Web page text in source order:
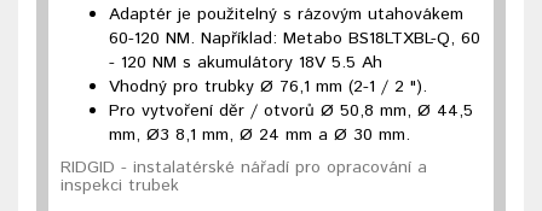
Adaptér je použitelný s rázovým utahovákem
60-120 NM. Například: Metabo BS18LTXBL-Q, 60
- 120 NM s akumulátory 18V 5.5 Ah
Vhodný pro trubky Ø 76,1 mm (2-1 / 2 ").
Pro vytvoření děr / otvorů Ø 50,8 mm, Ø 44,5
mm, Ø3 8,1 mm, Ø 24 mm a Ø 30 mm.
RIDGID - instalatérské nářadí pro opracování a
inspekci trubek